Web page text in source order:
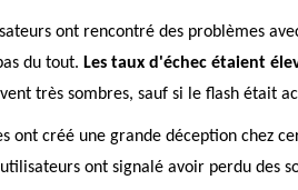
ont rencontré des problèmes
du tout. Les taux d'échec étaient
très sombres, sauf si le flash était
ont créé une grande déception chez
ont signalé avoir perdu des